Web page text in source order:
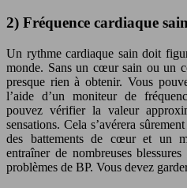
2) Fréquence cardiaque
Un rythme cardiaque sain doit
monde. Sans un cœur sain ou un
presque rien à obtenir. Vous
l’aide d’un moniteur de
pouvez vérifier la valeur
sensations. Cela s’avérera
des battements de cœur et un
entraîner de nombreuses
problèmes de BP. Vous devez